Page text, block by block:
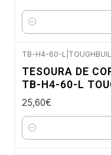
Quantidade
TB-H4-60-L
TESOURA DE
TB-H4-60-L
25,60€
Quantidade